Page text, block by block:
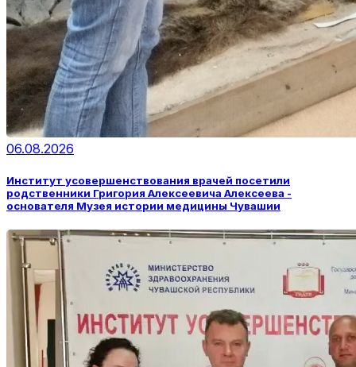
06.08.2026
Институт усовершенствования врачей посетили
родственники Григория Алексеевича Алексеева -
основателя Музея истории медицины Чувашии